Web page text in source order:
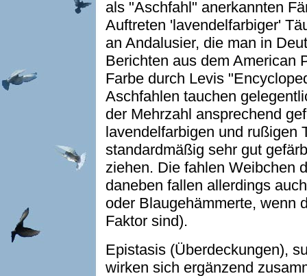
als "Aschfahl" anerkannten
Auftreten 'lavendelfarbiger'
an Andalusier, die man in
Berichten aus dem American
Farbe durch Levis
Aschfahlen tauchen
der Mehrzahl ansprechend
lavendelfarbigen und rußigen
standardmäßig sehr gut
ziehen. Die fahlen Weibchen
daneben fallen allerdings
oder Blaugehämmerte, wenn
Faktor sind).
Epistasis (Überdeckungen),
wirken sich ergänzend